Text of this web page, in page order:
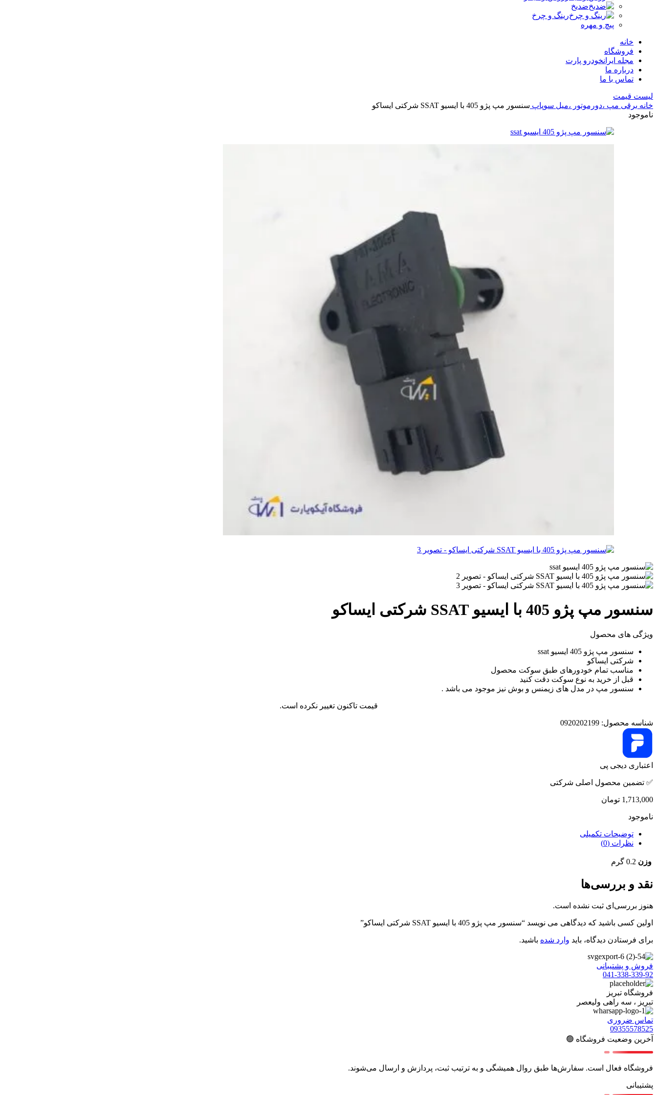
ضدیخ
رینگ و چرخ
پیچ و مهره
خانه
فروشگاه
مجله ایرانخودرو پارت
درباره ما
تماس با ما
لیست قیمت
خانه برقی مپ ،دورموتور ،میل سوپاپ سنسور مپ پژو 405 با ایسیو SSAT شرکتی ایساکو
ناموجود
سنسور مپ پژو 405 با ایسیو SSAT شرکتی ایساکو
ویژگی های محصول
سنسور مپ پژو 405 ایسیو ssat
شرکتی ایساکو
مناسب تمام خودورهای طبق سوکت محصول
قبل از خرید به نوع سوکت دقت کنید
سنسور مپ در مدل های زیمنس و بوش نیز موجود می باشد .
قیمت تاکنون تغییر نکرده است.
شناسه محصول: 0920202199
اعتباری دیجی پی
✅ تضمین محصول اصلی شرکتی
1,713,000 تومان
ناموجود
توضیحات تکمیلی
نظرات (0)
وزن 0.2 گرم
نقد و بررسی‌ها
هنوز بررسی‌ای ثبت نشده است.
اولین کسی باشید که دیدگاهی می نویسد “سنسور مپ پژو 405 با ایسیو SSAT شرکتی ایساکو”
برای فرستادن دیدگاه، باید وارد شده باشید.
فروش و پشتیبانی
041-338-339-92
فروشگاه تبریز
تبریز ، سه راهی ولیعصر
تماس ضروری
09355578525
آخرین وضعیت فروشگاه 🟢
فروشگاه فعال است. سفارش‌ها طبق روال همیشگی و به ترتیب ثبت، پردازش و ارسال می‌شوند.
پشتیبانی